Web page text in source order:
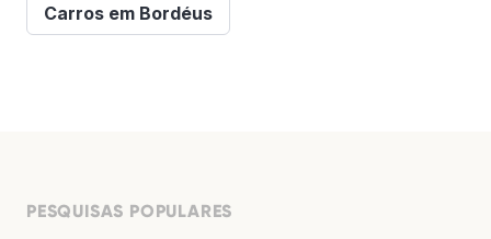
Carros em Bordéus
PESQUISAS POPULARES